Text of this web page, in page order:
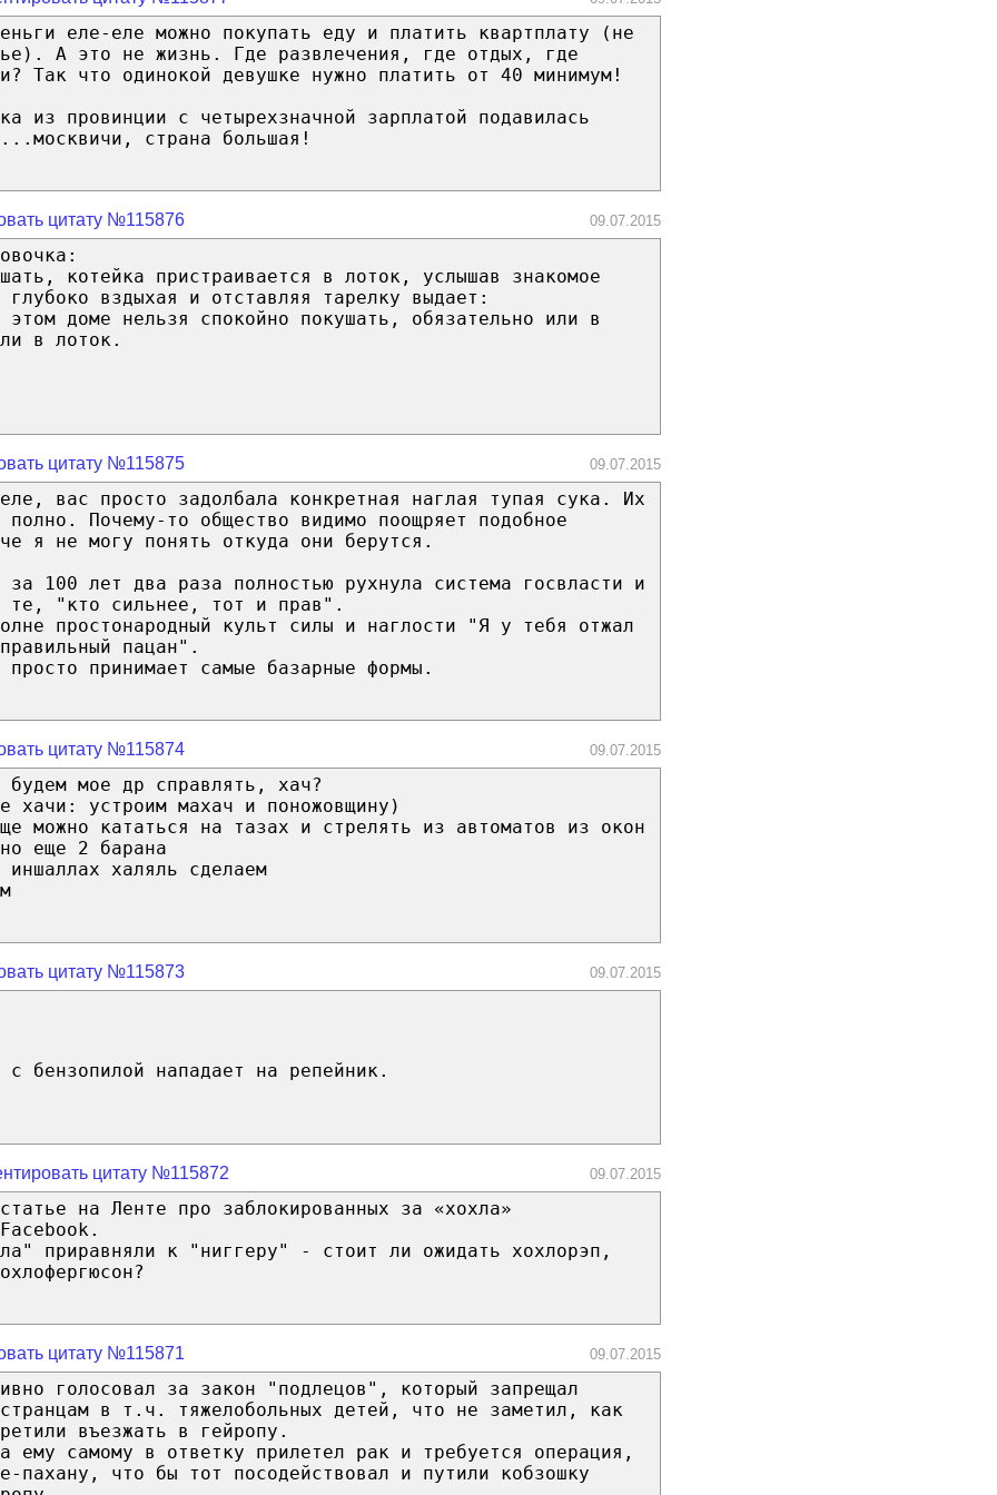
еле-еле можно покупать еду и платить квартплату (не
А это не жизнь. Где развлечения, где отдых, где
Так что одинокой девушке нужно платить от 40 минимум!
из провинции с четырехзначной зарплатой подавилась
страна большая!
цитату №115876 09.07.2015
котейка пристраивается в лоток, услышав знакомое
вздыхая и отставляя тарелку выдает:
доме нельзя спокойно покушать, обязательно или в
в лоток.
цитату №115875 09.07.2015
вас просто задолбала конкретная наглая тупая сука. Их
Почему-то общество видимо поощряет подобное
я не могу понять откуда они берутся.
100 лет два раза полностью рухнула система госвласти и
те, "кто сильнее, тот и прав".
простонародный культ силы и наглости "Я у тебя отжал
пацан".
принимает самые базарные формы.
цитату №115874 09.07.2015
мое др справлять, хач?
хачи: устроим махач и поножовщину)
можно кататься на тазах и стрелять из автоматов из окон
еще 2 барана
иншаллах халяль сделаем
цитату №115873 09.07.2015
бензопилой нападает на репейник.
цитату №115872 09.07.2015
на Ленте про заблокированных за «хохла»
приравняли к "ниггеру" - стоит ли ожидать хохлорэп,
цитату №115871 09.07.2015
голосовал за закон "подлецов", который запрещал
в т.ч. тяжелобольных детей, что не заметил, как
въезжать в гейропу.
ему самому в ответку прилетел рак и требуется операция,
пахану, что бы тот посодействовал и путили кобзошку